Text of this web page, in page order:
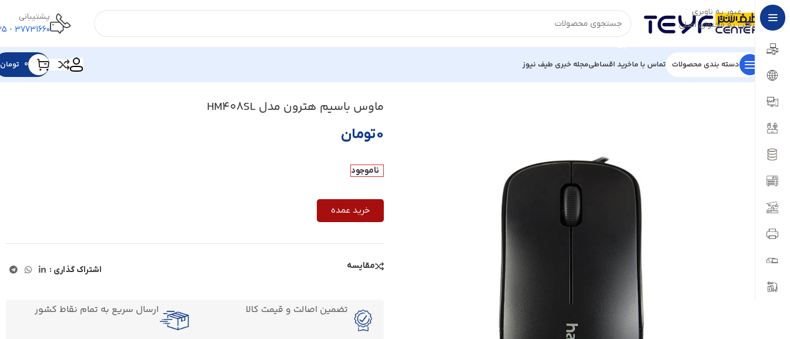
عبور به ناوبری
رفتن به محتوای اصلی
پشتیبانی
37731660 - 025
دسته بندی محصولات تماس با ماخرید اقساطیمجله خبری طیف نیوز 0 تومان
خانه/قطعات کامپیوتر/
ماوس باسیم هترون مدل HM408SL
0تومان
ناموجود
خرید عمده
مقایسه اشتراک گذاری :
تضمین اصالت و قیمت کالا ارسال سریع به تمام نقاط کشور